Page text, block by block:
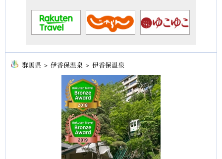
群馬県 ＞ 伊香保温泉 ＞ 伊香保温泉